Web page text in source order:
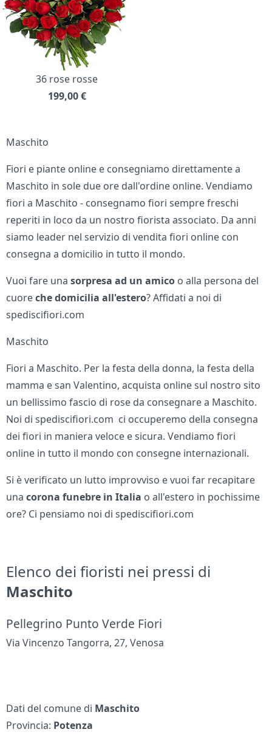
36 rose rosse
199,00 €
Maschito
Fiori e piante online e consegniamo direttamente a
Maschito in sole due ore dall'ordine online. Vendiamo
fiori a Maschito - consegnamo fiori sempre freschi
reperiti in loco da un nostro fiorista associato. Da anni
siamo leader nel servizio di vendita fiori online con
consegna a domicilio in tutto il mondo.
Vuoi fare unasorpresa ad un amico o alla persona del
cuoreche domicilia all'estero? Affidati a noi di
spediscifiori.com
Maschito
Fiori a Maschito. Per la festa della donna, la festa della
mamma e san Valentino, acquista online sul nostro sito
un bellissimo fascio di rose da consegnare a Maschito.
Noi di spediscifiori.com ci occuperemo della consegna
dei fiori in maniera veloce e sicura. Vendiamo fiori
online in tutto il mondo con consegne internazionali.
Si è verificato un lutto improvviso e vuoi far recapitare
unacorona funebre in Italia o all'estero in pochissime
ore? Ci pensiamo noi di spediscifiori.com
Elenco dei fioristi nei pressi di
Maschito
Pellegrino Punto Verde Fiori
Via Vincenzo Tangorra, 27, Venosa
Dati del comune di Maschito
Provincia: Potenza